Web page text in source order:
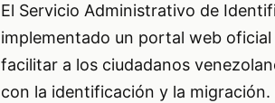
El Servicio Administrativo de
implementado un portal web
facilitar a los ciudadanos
con la identificación y la